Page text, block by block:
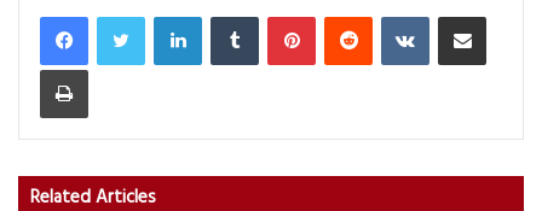
LinkedInTumblr PinterestReddit VKontakteShare via Email
Print
Related Articles